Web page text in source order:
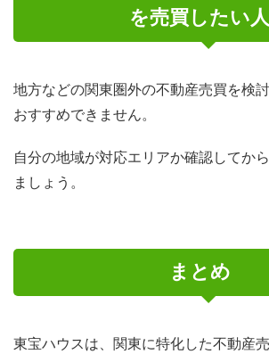
を売買したい人
地方などの関東圏外の不動産売買を検
おすすめできません。
自分の地域が対応エリアか確認してか
ましょう。
まとめ
東宝ハウスは、関東に特化した不動産